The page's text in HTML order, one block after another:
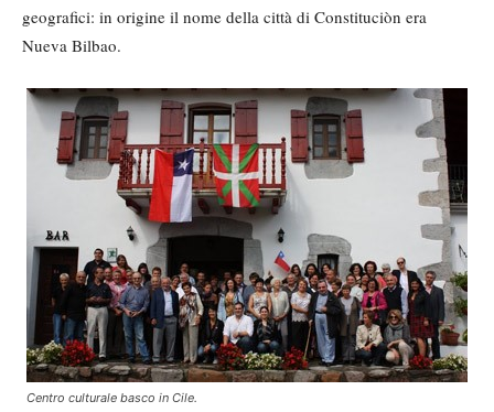
geografici: in origine il nome della città di Constituciòn era
Nueva Bilbao.
Centro culturale basco in Cile.